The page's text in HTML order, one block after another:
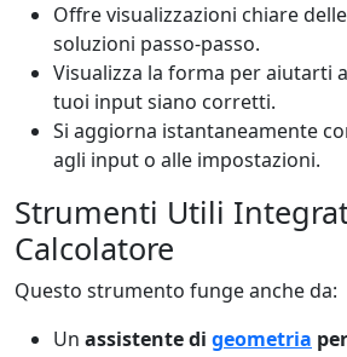
Offre visualizzazioni chiare
soluzioni passo-passo.
Visualizza la forma per aiutarti
tuoi input siano corretti.
Si aggiorna istantaneamente
agli input o alle impostazioni.
Strumenti Utili
Calcolatore
Questo strumento funge anche da:
Un assistente di geometria